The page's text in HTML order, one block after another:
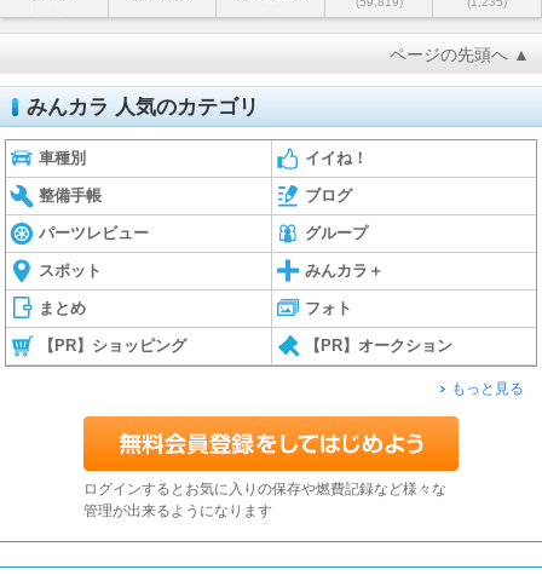
ページの先頭へ ▲
みんカラ 人気のカテゴリ
車種別 イイね！
整備手帳 ブログ
パーツレビュー グループ
スポット みんカラ＋
まとめ フォト
【PR】ショッピング 【PR】オークション
もっと見る
ログインするとお気に入りの保存や燃費記録など様々な
管理が出来るようになります